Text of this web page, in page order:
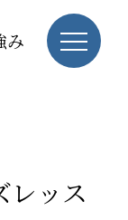
み
レッス